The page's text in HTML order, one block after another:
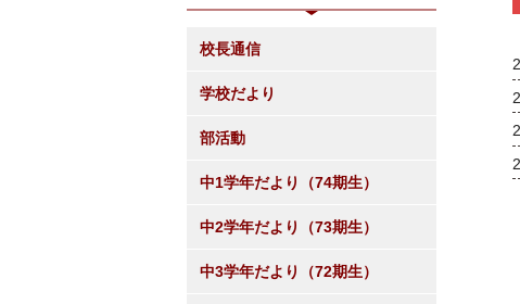
校長通信
学校だより
部活動
中1学年だより（74期生）
中2学年だより（73期生）
中3学年だより（72期生）